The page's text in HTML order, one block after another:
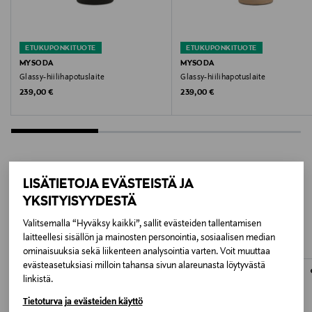
LISÄTIETOJA EVÄSTEISTÄ JA
YKSITYISYYDESTÄ
Valitsemalla “Hyväksy kaikki”, sallit evästeiden tallentamisen
laitteellesi sisällön ja mainosten personointia, sosiaalisen median
ominaisuuksia sekä liikenteen analysointia varten. Voit muuttaa
evästeasetuksiasi milloin tahansa sivun alareunasta löytyvästä
linkistä.
Tietoturva ja evästeiden käyttö
ETUKUPONKITUOTE
MYSODA
Glassy-hiilihapotuslaite
Original Price
239,00 €
ETUKUPONKITUOTE
MYSODA
Glassy-hiilihapotuslaite
Original Price
239,00 €
LISÄÄ KIINNOSTAVIA
TUOTTEITA